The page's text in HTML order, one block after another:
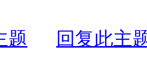
题 回复此主